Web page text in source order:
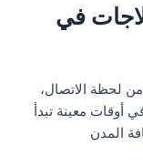
في
الصيانة خلال 24 ساعة من لحظة الاتصال،
معينة تبدأ
المدن